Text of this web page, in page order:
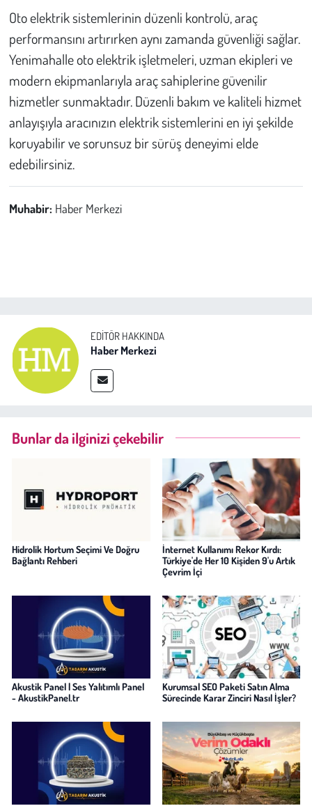
Oto elektrik sistemlerinin düzenli kontrolü, araç
performansını artırırken aynı zamanda güvenliği sağlar.
Yenimahalle oto elektrik işletmeleri, uzman ekipleri ve
modern ekipmanlarıyla araç sahiplerine güvenilir
hizmetler sunmaktadır. Düzenli bakım ve kaliteli hizmet
anlayışıyla aracınızın elektrik sistemlerini en iyi şekilde
koruyabilir ve sorunsuz bir sürüş deneyimi elde
edebilirsiniz.
Muhabir: Haber Merkezi
EDITÖR HAKKINDA
Haber Merkezi
Bunlar da ilginizi çekebilir
Hidrolik Hortum Seçimi Ve Doğru
Bağlantı Rehberi
İnternet Kullanımı Rekor Kırdı:
Türkiye'de Her 10 Kişiden 9'u Artık
Çevrim İçi
Akustik Panel | Ses Yalıtımlı Panel
- AkustikPanel.tr
Kurumsal SEO Paketi Satın Alma
Sürecinde Karar Zinciri Nasıl İşler?